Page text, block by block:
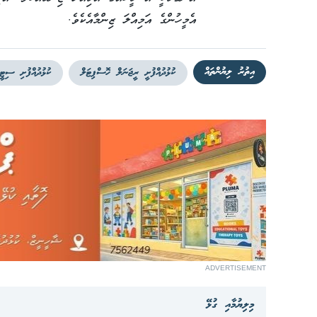
އެމީހުންގެ އަމިއްލަ ޒިންމާއެކެވެ.
އިތުރު ލިޔުންތައް ކުޅުދުއްފުށީ ރީޖަނަލް ހޮސްޕިޓަލް ކުޅުދުއްފުށި ސިޓީ
ADVERTISEMENT
މިލިޔުމާއި ގުޅޭ